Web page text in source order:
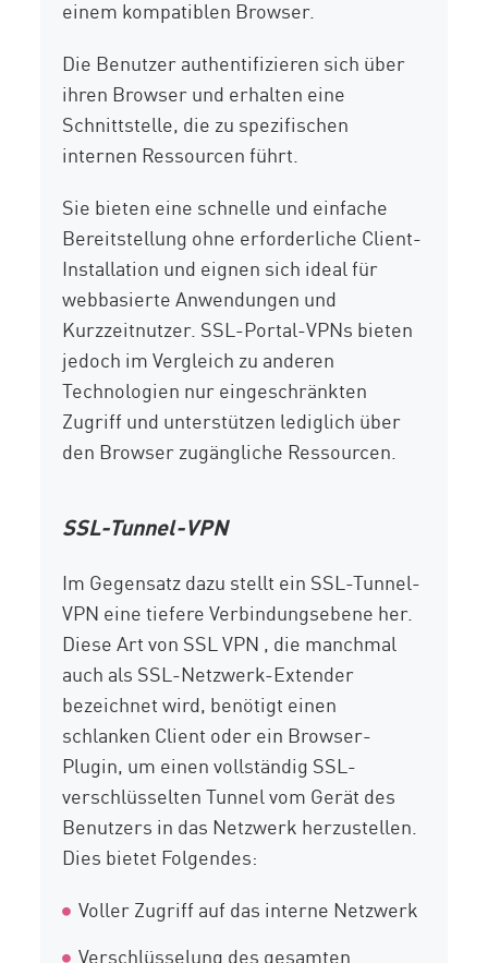
einem kompatiblen Browser.
Die Benutzer authentifizieren sich über
ihren Browser und erhalten eine
Schnittstelle, die zu spezifischen
internen Ressourcen führt.
Sie bieten eine schnelle und einfache
Bereitstellung ohne erforderliche Client-
Installation und eignen sich ideal für
webbasierte Anwendungen und
Kurzzeitnutzer. SSL-Portal-VPNs bieten
jedoch im Vergleich zu anderen
Technologien nur eingeschränkten
Zugriff und unterstützen lediglich über
den Browser zugängliche Ressourcen.
SSL-Tunnel-VPN
Im Gegensatz dazu stellt ein SSL-Tunnel-
VPN eine tiefere Verbindungsebene her.
Diese Art von SSL VPN , die manchmal
auch als SSL-Netzwerk-Extender
bezeichnet wird, benötigt einen
schlanken Client oder ein Browser-
Plugin, um einen vollständig SSL-
verschlüsselten Tunnel vom Gerät des
Benutzers in das Netzwerk herzustellen.
Dies bietet Folgendes:
Voller Zugriff auf das interne Netzwerk
Verschlüsselung des gesamten